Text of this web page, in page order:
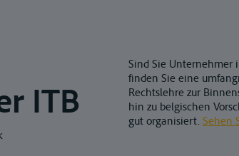
ITB
Sind Sie Unternehmer
finden Sie eine
Rechtslehre zur
hin zu belgischen
gut organisiert. Sehen